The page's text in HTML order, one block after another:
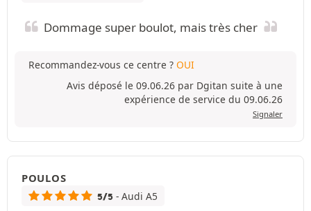
Dommage super boulot, mais très cher
Recommandez-vous ce centre ? OUI
Avis déposé le 09.06.26 par Dgitan suite à une
expérience de service du 09.06.26
Signaler
POULOS
5/5 - Audi A5